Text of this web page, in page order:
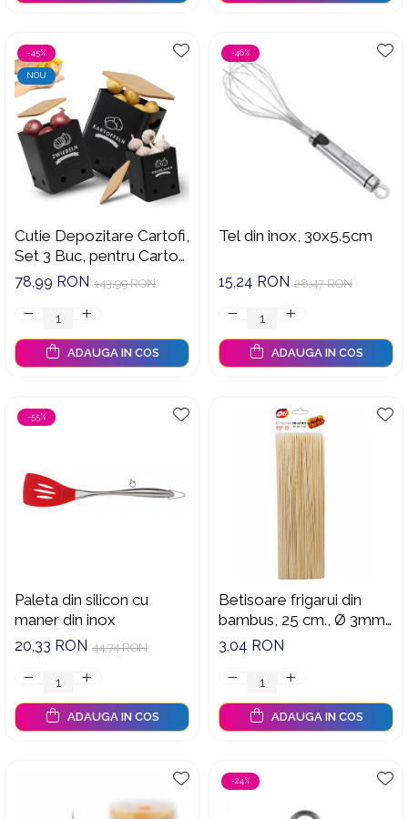
-45%
NOU
Cutie Depozitare Cartofi,
Set 3 Buc, pentru Cartofi
Ceapa si Usturoi,
Proaspete Mai Mult
Timp
143,99 RON
78,99 RON
ADAUGA IN COS
-46%
Tel din inox, 30x5.5cm
28,47 RON
15,24 RON
ADAUGA IN COS
-55%
Paleta din silicon cu
maner din inox
44,74 RON
20,33 RON
ADAUGA IN COS
Betisoare frigarui din
bambus, 25 cm., Ø 3mm.,
100 buc./pachet
3,04 RON
ADAUGA IN COS
-24%